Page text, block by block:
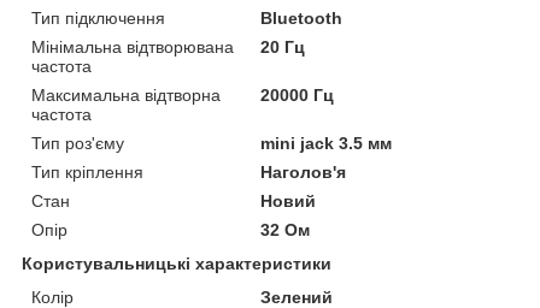
Тип підключення
Bluetooth
Мінімальна відтворювана
частота
20 Гц
Максимальна відтворна
частота
20000 Гц
Тип роз'єму
mini jack 3.5 мм
Тип кріплення
Наголов'я
Стан
Новий
Опір
32 Ом
Користувальницькі характеристики
Колір
Зелений